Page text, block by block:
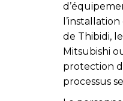
de Thibidi,
Mitsubishi
protection
processus